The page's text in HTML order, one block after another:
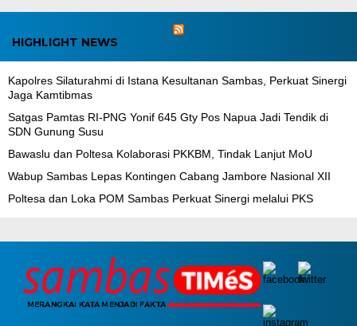
HIGHLIGHT NEWS
‎Kapolres Silaturahmi di Istana Kesultanan Sambas, Perkuat Sinergi
Jaga Kamtibmas
Satgas Pamtas RI-PNG Yonif 645 Gty Pos Napua Jadi Tendik di
SDN Gunung Susu
Bawaslu dan Poltesa Kolaborasi PKKBM, Tindak Lanjut MoU
Wabup Sambas Lepas Kontingen Cabang Jambore Nasional XII
Poltesa dan Loka POM Sambas Perkuat Sinergi melalui PKS